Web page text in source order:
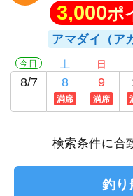
3,000ポ
アマダイ（ア
今日
8/7
土
8
満席
日
9
満席
検索条件に合
釣り